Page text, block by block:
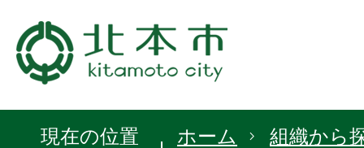
現在の位置 ホーム
組織から